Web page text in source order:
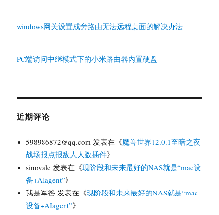
windows网关设置成旁路由无法远程桌面的解决办法
PC端访问中继模式下的小米路由器内置硬盘
近期评论
598986872@qq.com 发表在《魔兽世界12.0.1至暗之夜
战场报点报敌人人数插件》
sinovale 发表在《现阶段和未来最好的NAS就是“mac设
备+AIagent”》
我是军爸 发表在《现阶段和未来最好的NAS就是“mac
设备+AIagent”》